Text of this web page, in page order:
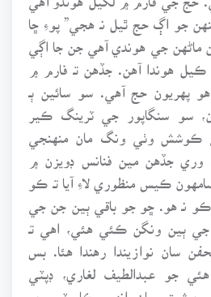
جو اڳ حج ٿيل نـ هجي” پوءِ ڇا
ماڻهن جي هوندي آهي جن جا اڳي
هوندا آهن. جڏهن تـ فارم ۾
پهريون حج آهي. سو سائين ٻـ
سو سنگاپور جي ٽرينگ ڪير
ڪوشش وٺي ونگ مان منهنجي
وري جڏهن مين فنانس ڊويزن ۾
ڪيس منظوري لاءِ آيا تـ ڪو
ڪو نـ هو. ڇو جو باقي ٻين جن جي
جي ٻين ونگن ڪئي هئي، اهي تـ
سان نوازيندا رهندا هئا. بس
جو عبدالطيف لغاري، ڊپٽي
حيثيت سان انهي ڪاميٽي جو